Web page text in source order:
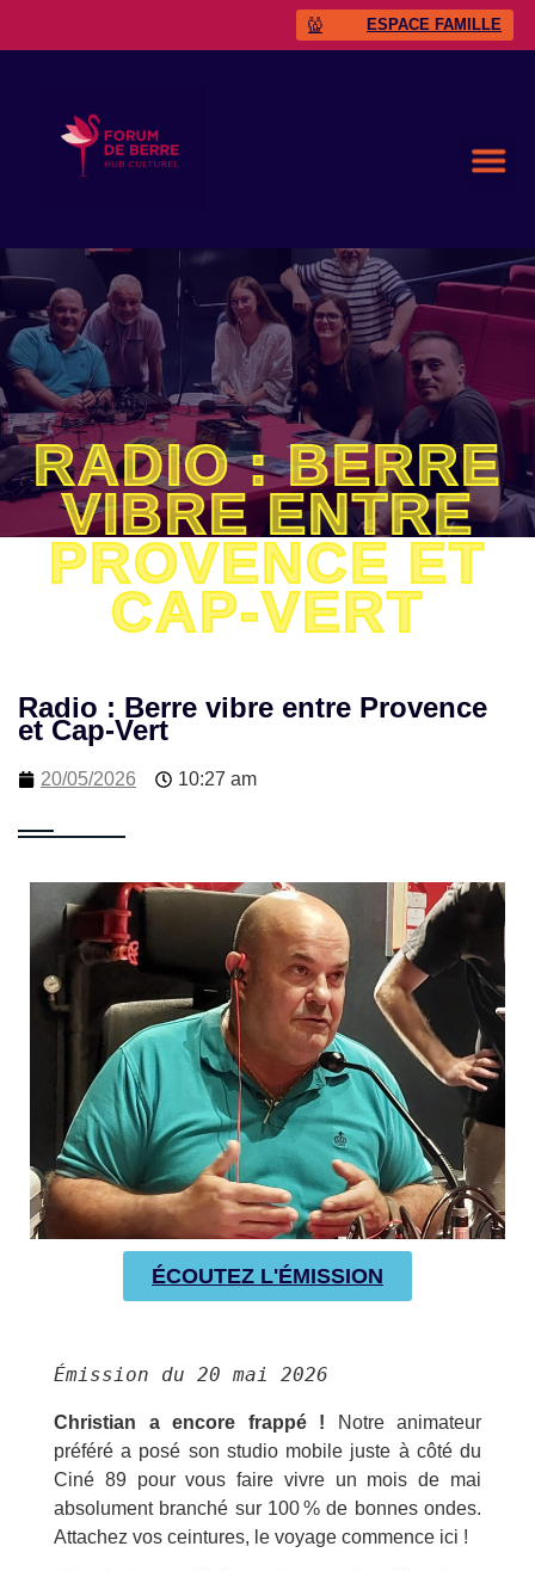
ESPACE FAMILLE
RADIO : BERRE
VIBRE ENTRE
PROVENCE ET
CAP-VERT
Radio : Berre vibre entre Provence
et Cap-Vert
20/05/2026 10:27 am
ÉCOUTEZ L'ÉMISSION
Émission du 20 mai 2026
Christian a encore frappé ! Notre animateur
préféré a posé son studio mobile juste à côté du
Ciné 89 pour vous faire vivre un mois de mai
absolument branché sur 100 % de bonnes ondes.
Attachez vos ceintures, le voyage commence ici !